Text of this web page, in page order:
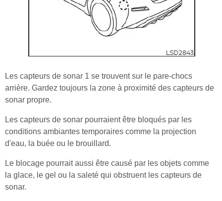
Les capteurs de sonar 1 se trouvent sur le pare-chocs
arrière. Gardez toujours la zone à proximité des capteurs de
sonar propre.
Les capteurs de sonar pourraient être bloqués par les
conditions ambiantes temporaires comme la projection
d'eau, la buée ou le brouillard.
Le blocage pourrait aussi être causé par les objets comme
la glace, le gel ou la saleté qui obstruent les capteurs de
sonar.